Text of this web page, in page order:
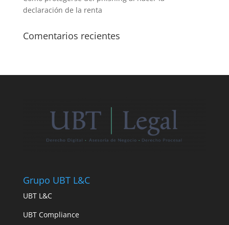
declaración de la renta
Comentarios recientes
Grupo UBT L&C
UBT L&C
UBT Compliance